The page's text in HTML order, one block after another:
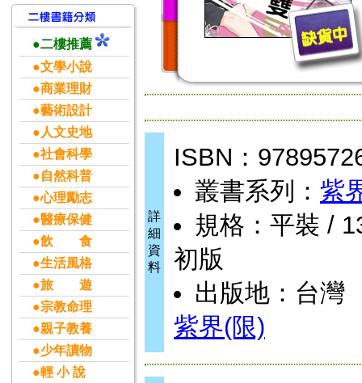
●二樓推薦
●文學小說
●商業理財
●藝術設計
●人文史地
●社會科學
●自然科普
●心理勵志
●醫療保健
●飲 食
●生活風格
●旅 遊
●宗教命理
●親子教養
●少年讀物
●輕 小 說
詳
細
資
料
ISBN：
叢書系列： 紫
規格：平裝 /
初版
出版地：台灣
紫界(限)